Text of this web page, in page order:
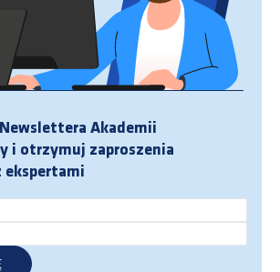
Akademii
i otrzymuj zaproszenia
ekspertami